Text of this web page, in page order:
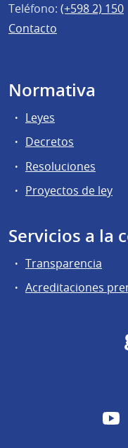
Teléfono: (+598 2) 150
Contacto
Normativa
Leyes
Decretos
Resoluciones
Proyectos de ley
Servicios a la
Transparencia
Acreditaciones